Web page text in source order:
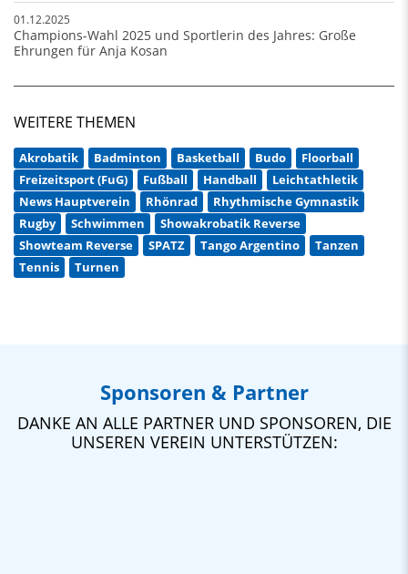
01.12.2025
Champions-Wahl 2025 und Sportlerin des Jahres: Große
Ehrungen für Anja Kosan
WEITERE THEMEN
Akrobatik Badminton Basketball Budo
Floorball
Freizeitsport (FuG)
Fußball Handball
Leichtathletik
News Hauptverein
Rhönrad
Rhythmische Gymnastik
Rugby
Schwimmen
Showakrobatik Reverse
Showteam Reverse
SPATZ Tango Argentino
Tanzen
Tennis
Turnen
Sponsoren & Partner
DANKE AN ALLE PARTNER UND SPONSOREN, DIE
UNSEREN VEREIN UNTERSTÜTZEN: